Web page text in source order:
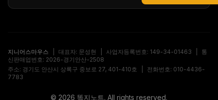
지니어스마우스 대표자: 문성현 사업자등록번호: 149-34-01463
통
신판매업번호: 2026-경기안산-2508
주소: 경기도 안산시 상록구 중보로 27, 401-410호
전화번호: 010-4436-
7783
© 2026 똑지노트. All rights reserved.